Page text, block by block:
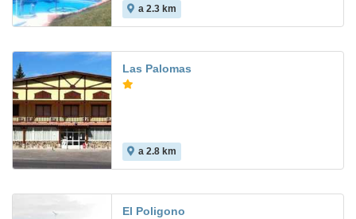
a 2.3 km
Las Palomas
a 2.8 km
El Poligono